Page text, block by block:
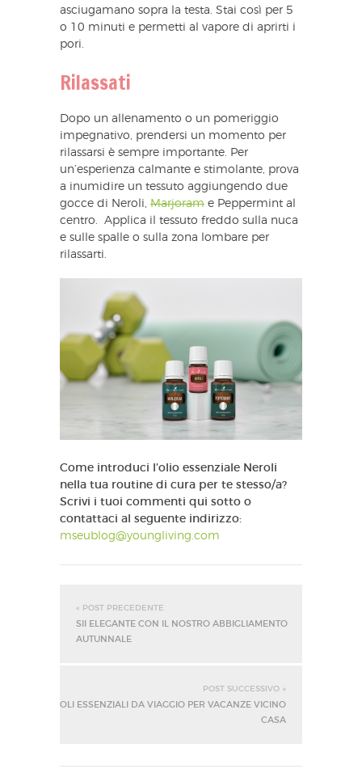
asciugamano sopra la testa. Stai così per 5
o 10 minuti e permetti al vapore di aprirti i
pori.
Rilassati
Dopo un allenamento o un pomeriggio
impegnativo, prendersi un momento per
rilassarsi è sempre importante. Per
un’esperienza calmante e stimolante, prova
a inumidire un tessuto aggiungendo due
gocce di Neroli, Marjoram e Peppermint al
centro. Applica il tessuto freddo sulla nuca
e sulle spalle o sulla zona lombare per
rilassarti.
Come introduci l’olio essenziale Neroli
nella tua routine di cura per te stesso/a?
Scrivi i tuoi commenti qui sotto o
contattaci al seguente indirizzo:
mseublog@youngliving.com
« POST PRECEDENTE
SII ELEGANTE CON IL NOSTRO ABBIGLIAMENTO
AUTUNNALE
POST SUCCESSIVO »
OLI ESSENZIALI DA VIAGGIO PER VACANZE VICINO
CASA